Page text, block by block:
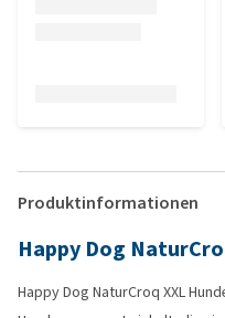
Produktinformationen
Happy Dog
Happy Dog NaturCroq XXL